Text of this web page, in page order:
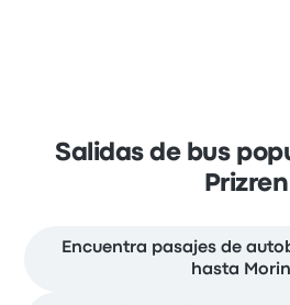
Salidas de bus
Prizren
Encuentra pasajes de
hasta